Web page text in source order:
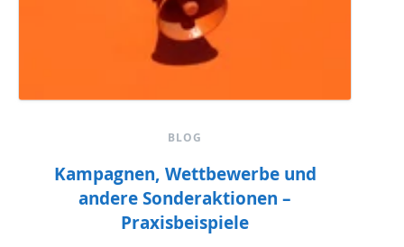
BLOG
Kampagnen, Wettbewerbe und
andere Sonderaktionen –
Praxisbeispiele